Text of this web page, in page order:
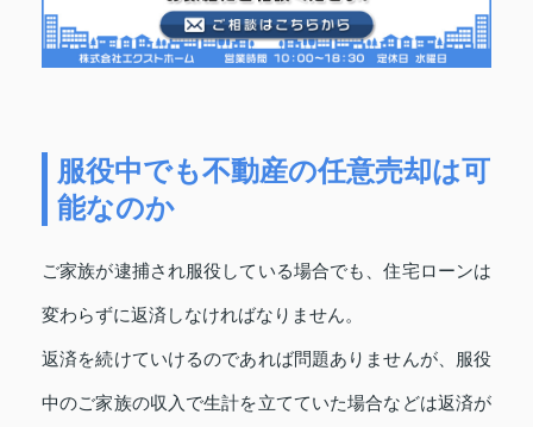
服役中でも不動産の任意売却は可
能なのか
ご家族が逮捕され服役している場合でも、住宅ローンは
変わらずに返済しなければなりません。
返済を続けていけるのであれば問題ありませんが、服役
中のご家族の収入で生計を立てていた場合などは返済が